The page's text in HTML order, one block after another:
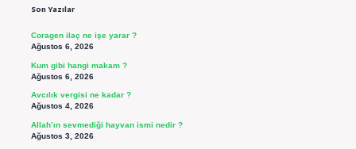
Son Yazılar
Coragen ilaç ne işe yarar ?
Ağustos 6, 2026
Kum gibi hangi makam ?
Ağustos 6, 2026
Avcılık vergisi ne kadar ?
Ağustos 4, 2026
Allah’ın sevmediği hayvan ismi nedir ?
Ağustos 3, 2026